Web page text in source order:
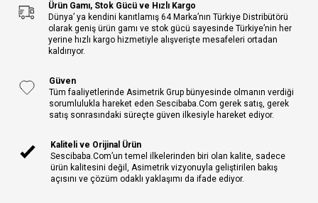
Ürün Gamı, Stok Gücü ve Hızlı Kargo
Dünya’ ya kendini kanıtlamış 64 Marka’nın Türkiye Distribütörü
olarak geniş ürün gamı ve stok gücü sayesinde Türkiye’nin her
yerine hızlı kargo hizmetiyle alışverişte mesafeleri ortadan
kaldırıyor.
Güven
Tüm faaliyetlerinde Asimetrik Grup bünyesinde olmanın verdiği
sorumlulukla hareket eden Sescibaba.Com gerek satış, gerek
satış sonrasındaki süreçte güven ilkesiyle hareket ediyor.
Kaliteli ve Orijinal Ürün
Sescibaba.Com’un temel ilkelerinden biri olan kalite, sadece
ürün kalitesini değil, Asimetrik vizyonuyla geliştirilen bakış
açısını ve çözüm odaklı yaklaşımı da ifade ediyor.